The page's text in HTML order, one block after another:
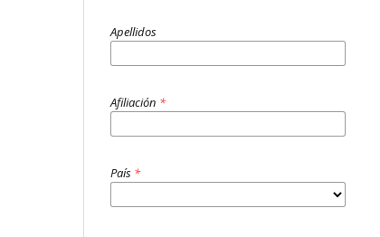
Apellidos
Afiliación *
País *